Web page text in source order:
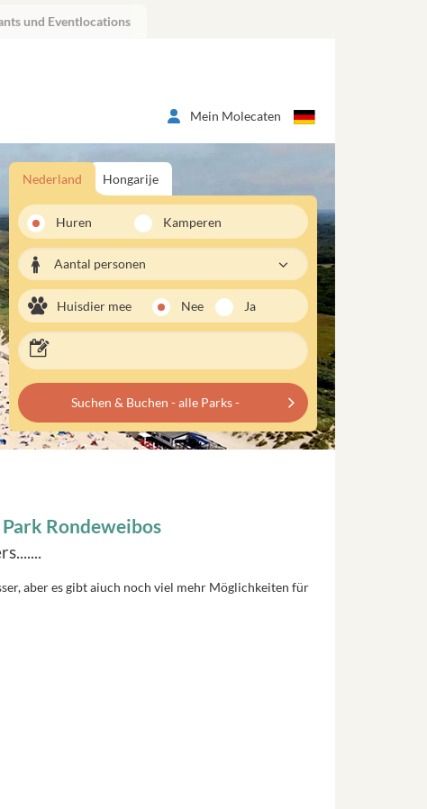
und Eventlocations
Mein Molecaten
Nederland Hongarije
Huren Kamperen
Aantal personen
Huisdier mee Nee Ja
Suchen & Buchen - alle Parks -
Rondeweibos
aber es gibt aiuch noch viel mehr Möglichkeiten für